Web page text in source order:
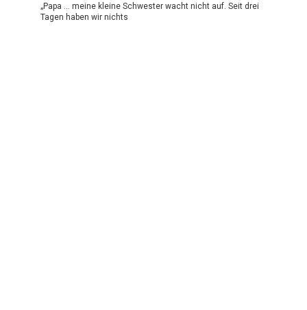
„Papa … meine kleine Schwester wacht nicht auf. Seit drei
Tagen haben wir nichts